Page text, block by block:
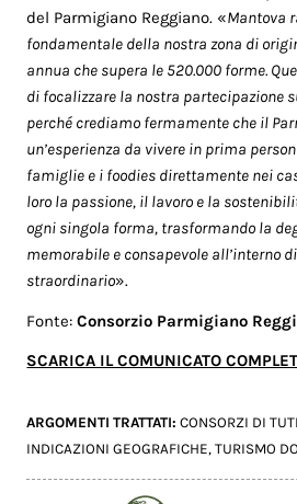
del Parmigiano Reggiano. «Mantova
fondamentale della nostra zona di
annua che supera le 520.000 forme.
di focalizzare la nostra partecipazione
perché crediamo fermamente che il
un’esperienza da vivere in prima
famiglie e i foodies direttamente nei
loro la passione, il lavoro e la
ogni singola forma, trasformando la
memorabile e consapevole all’interno
straordinario».
Fonte:Consorzio Parmigiano
SCARICA IL COMUNICATO
ARGOMENTI TRATTATI:CONSORZI DI
INDICAZIONI GEOGRAFICHE,TURISMO